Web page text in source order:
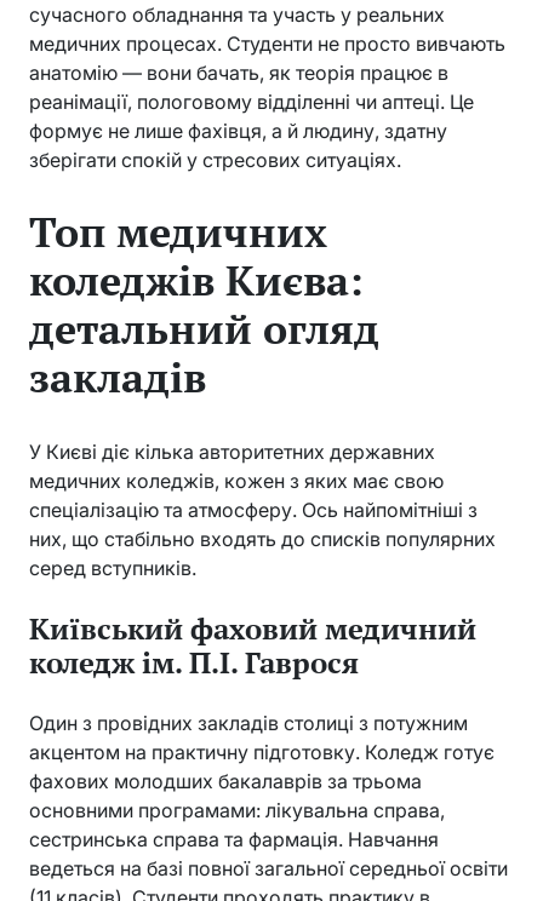
сучасного обладнання та участь у реальних
медичних процесах. Студенти не просто вивчають
анатомію — вони бачать, як теорія працює в
реанімації, пологовому відділенні чи аптеці. Це
формує не лише фахівця, а й людину, здатну
зберігати спокій у стресових ситуаціях.
Топ медичних
коледжів Києва:
детальний огляд
закладів
У Києві діє кілька авторитетних державних
медичних коледжів, кожен з яких має свою
спеціалізацію та атмосферу. Ось найпомітніші з
них, що стабільно входять до списків популярних
серед вступників.
Київський фаховий медичний
коледж ім. П.І. Гаврося
Один з провідних закладів столиці з потужним
акцентом на практичну підготовку. Коледж готує
фахових молодших бакалаврів за трьома
основними програмами: лікувальна справа,
сестринська справа та фармація. Навчання
ведеться на базі повної загальної середньої освіти